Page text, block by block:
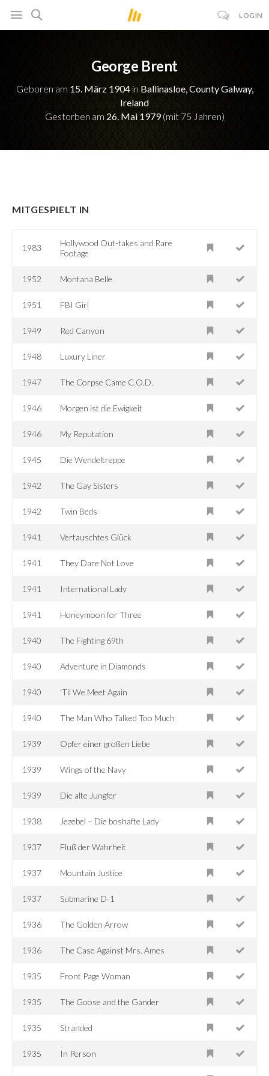
LOGIN
George Brent
Geboren am 15. März 1904in Ballinasloe, County Galway,
Ireland
Gestorben am 26. Mai 1979(mit 75 Jahren)
MITGESPIELT IN
1983
Hollywood Out-takes and Rare
Footage
1952 Montana Belle
1951 FBI Girl
1949 Red Canyon
1948 Luxury Liner
1947 The Corpse Came C.O.D.
1946 Morgen ist die Ewigkeit
1946 My Reputation
1945 Die Wendeltreppe
1942 The Gay Sisters
1942 Twin Beds
1941 Vertauschtes Glück
1941 They Dare Not Love
1941 International Lady
1941 Honeymoon for Three
1940 The Fighting 69th
1940 Adventure in Diamonds
1940 'Til We Meet Again
1940 The Man Who Talked Too Much
1939 Opfer einer großen Liebe
1939 Wings of the Navy
1939 Die alte Jungfer
1938 Jezebel – Die boshafte Lady
1937 Fluß der Wahrheit
1937 Mountain Justice
1937 Submarine D-1
1936 The Golden Arrow
1936 The Case Against Mrs. Ames
1935 Front Page Woman
1935 The Goose and the Gander
1935 Stranded
1935 In Person